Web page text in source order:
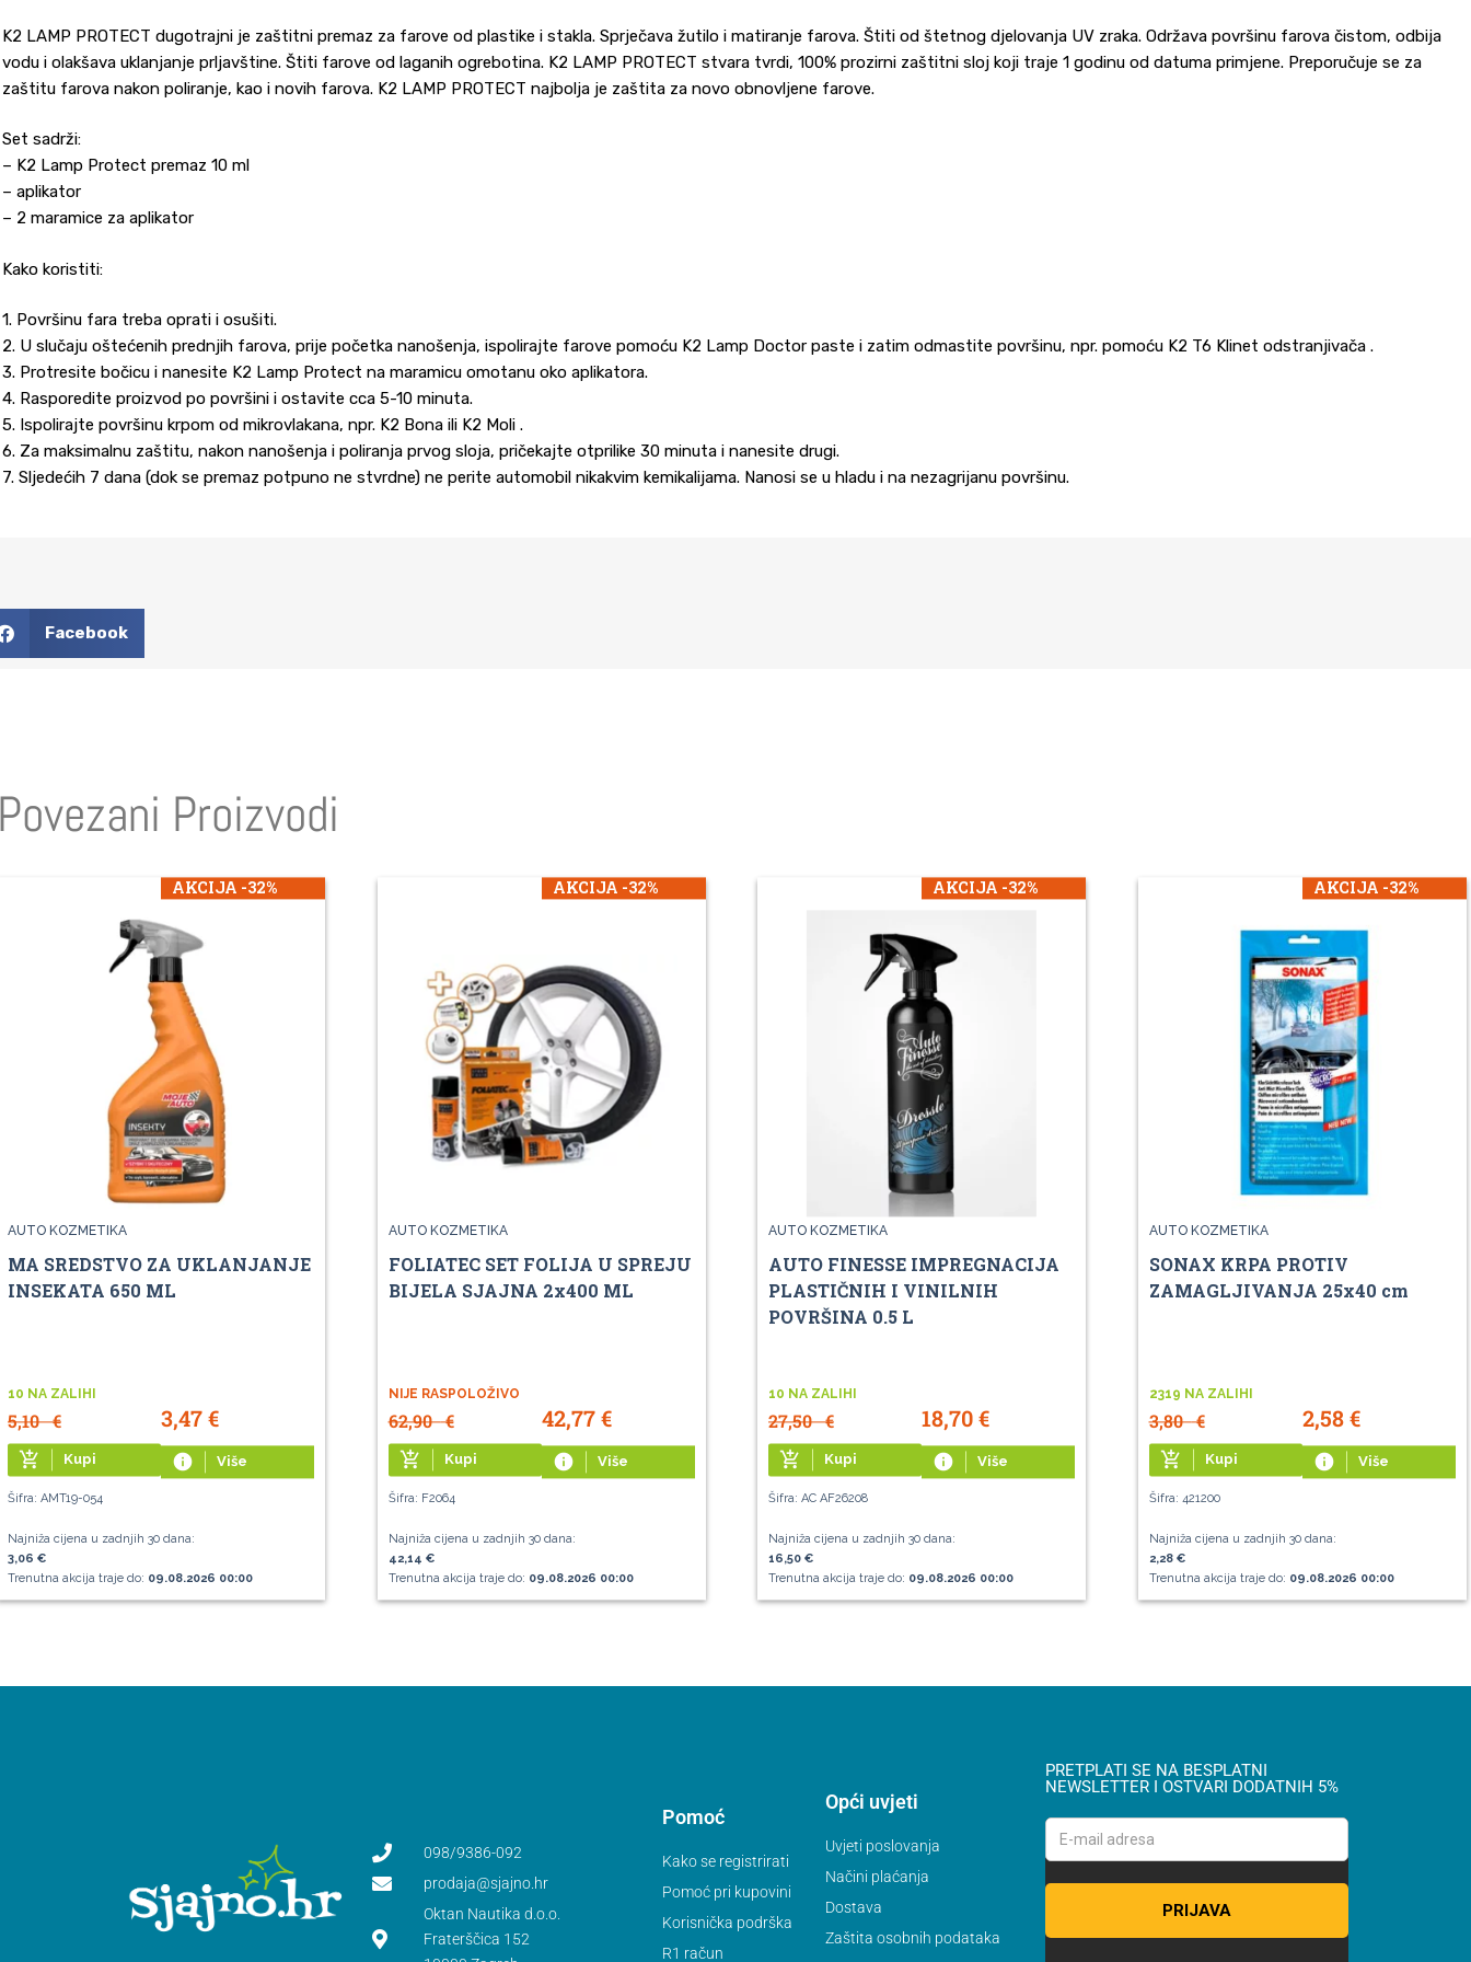
K2 LAMP PROTECT dugotrajni je zaštitni premaz za farove od plastike i stakla. Sprječava žutilo i matiranje farova. Štiti od štetnog djelovanja UV zraka. Održava površinu farova čistom, odbija
vodu i olakšava uklanjanje prljavštine. Štiti farove od laganih ogrebotina. K2 LAMP PROTECT stvara tvrdi, 100% prozirni zaštitni sloj koji traje 1 godinu od datuma primjene. Preporučuje se za
zaštitu farova nakon poliranje, kao i novih farova. K2 LAMP PROTECT najbolja je zaštita za novo obnovljene farove.
Set sadrži:
– K2 Lamp Protect premaz 10 ml
– aplikator
– 2 maramice za aplikator
Kako koristiti:
1. Površinu fara treba oprati i osušiti.
2. U slučaju oštećenih prednjih farova, prije početka nanošenja, ispolirajte farove pomoću K2 Lamp Doctor paste i zatim odmastite površinu, npr. pomoću K2 T6 Klinet odstranjivača .
3. Protresite bočicu i nanesite K2 Lamp Protect na maramicu omotanu oko aplikatora.
4. Rasporedite proizvod po površini i ostavite cca 5-10 minuta.
5. Ispolirajte površinu krpom od mikrovlakana, npr. K2 Bona ili K2 Moli .
6. Za maksimalnu zaštitu, nakon nanošenja i poliranja prvog sloja, pričekajte otprilike 30 minuta i nanesite drugi.
7. Sljedećih 7 dana (dok se premaz potpuno ne stvrdne) ne perite automobil nikakvim kemikalijama. Nanosi se u hladu i na nezagrijanu površinu.
Facebook
Proizvodi
AKCIJA -32%
AUTO KOZMETIKA
MA SREDSTVO ZA UKLANJANJE
INSEKATA 650 ML
10 NA ZALIHI
5,10€ 3,47€
add_shopping_cart Kupi info Više
Šifra: AMT19-054
Najniža cijena u zadnjih 30 dana:
3,06 €
Trenutna akcija traje do: 09.08.2026 00:00
AKCIJA -32%
AUTO KOZMETIKA
FOLIATEC SET FOLIJA U SPREJU
BIJELA SJAJNA 2x400 ML
NIJE RASPOLOŽIVO
62,90€ 42,77€
add_shopping_cart Kupi info Više
Šifra: F2064
Najniža cijena u zadnjih 30 dana:
42,14 €
Trenutna akcija traje do: 09.08.2026 00:00
AKCIJA -32%
AUTO KOZMETIKA
AUTO FINESSE IMPREGNACIJA
PLASTIČNIH I VINILNIH
POVRŠINA 0.5 L
10 NA ZALIHI
27,50€ 18,70€
add_shopping_cart Kupi info Više
Šifra: AC AF26208
Najniža cijena u zadnjih 30 dana:
16,50 €
Trenutna akcija traje do: 09.08.2026 00:00
AKCIJA -32%
AUTO KOZMETIKA
SONAX KRPA PROTIV
ZAMAGLJIVANJA 25x40 cm
2319 NA ZALIHI
3,80€ 2,58€
add_shopping_cart Kupi info Više
Šifra: 421200
Najniža cijena u zadnjih 30 dana:
2,28 €
Trenutna akcija traje do: 09.08.2026 00:00
098/9386-092
prodaja@sjajno.hr
Oktan Nautika d.o.o.
Fraterščica 152
Pomoć
Kako se registrirati
Pomoć pri kupovini
Korisnička podrška
R1 račun
Opći uvjeti
Uvjeti poslovanja
Načini plaćanja
Dostava
Zaštita osobnih podataka
PRETPLATI SE NA BESPLATNI
NEWSLETTER I OSTVARI DODATNIH 5%